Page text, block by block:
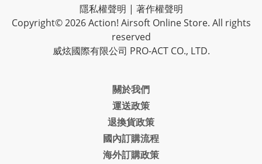
隱私權聲明 | 著作權聲明
Copyright© 2026 Action! Airsoft Online Store. All rights
reserved
威炫國際有限公司 PRO-ACT CO., LTD.
關於我們
運送政策
退換貨政策
國內訂購流程
海外訂購政策